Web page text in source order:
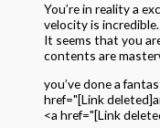
You’re in reality a
velocity is incredible.
It seems that you
contents are
you’ve done a
href="[Link
<a href="[Link